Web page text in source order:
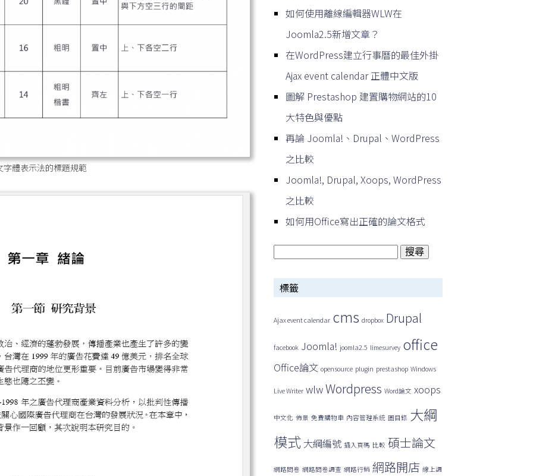
字體表示法的標題規範
如何使用離線編輯器WLW在
Joomla2.5新增文章？
在WordPress建立行事曆的最佳外掛
Ajax event calendar 正體中文版
圖解 Prestashop 建置購物網站的10
大特色與優點
再論 Joomla!、Drupal、WordPress
之比較
Joomla!, Drupal, Xoops, WordPress
之比較
如何用Office寫出正確的論文格式
搜
關
字:
標籤
Ajax event calendar cms dropbox Drupal
facebook Joomla! joomla2.5 limesurvey office
Office論文 opensource plugin prestashop Windows
Live Writer wlwWordpress Word論文 xoops
中文化 佈景 免費購物車 內容管理系統 圖目錄 大綱
模式 大綱編號 插入頁碼 比較 碩士論文
網路問卷 網路問卷調查 網路行銷 網路開店 線上調